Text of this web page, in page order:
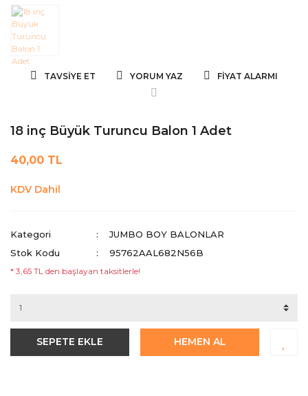
TAVSIYE ET YORUM YAZ FIYAT ALARMI
18 inç Büyük Turuncu Balon 1 Adet
40,00 TL
KDV Dahil
Kategori
JUMBO BOY BALONLAR
Stok Kodu
95762AAL682N56B
* 3,65 TL den başlayan taksitlerle!
SEPETE EKLE HEMEN AL